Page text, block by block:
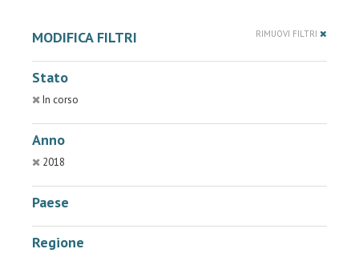
MODIFICA FILTRI RIMUOVI FILTRI
Stato
In corso
Anno
2018
Paese
Regione